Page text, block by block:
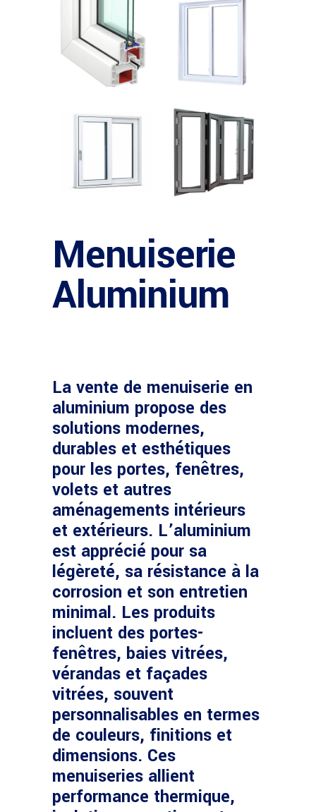
Menuiserie
Aluminium
La vente de menuiserie en
aluminium propose des
solutions modernes,
durables et esthétiques
pour les portes, fenêtres,
volets et autres
aménagements intérieurs
et extérieurs. L’aluminium
est apprécié pour sa
légèreté, sa résistance à la
corrosion et son entretien
minimal. Les produits
incluent des portes-
fenêtres, baies vitrées,
vérandas et façades
vitrées, souvent
personnalisables en termes
de couleurs, finitions et
dimensions. Ces
menuiseries allient
performance thermique,